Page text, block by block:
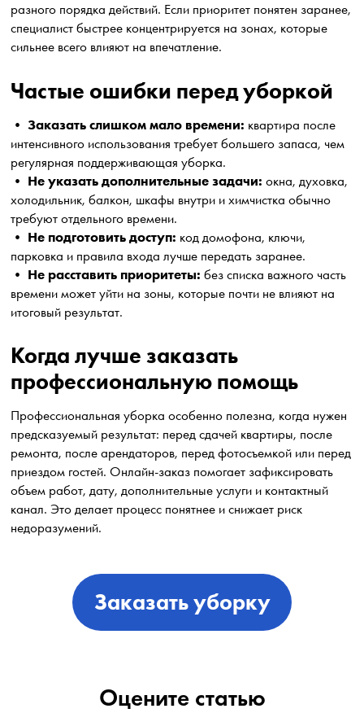
разного порядка действий. Если приоритет понятен заранее,
специалист быстрее концентрируется на зонах, которые
сильнее всего влияют на впечатление.
Частые ошибки перед уборкой
•Заказать слишком мало времени: квартира после
интенсивного использования требует большего запаса, чем
регулярная поддерживающая уборка.
• Не указать дополнительные задачи: окна, духовка,
холодильник, балкон, шкафы внутри и химчистка обычно
требуют отдельного времени.
• Не подготовить доступ: код домофона, ключи,
парковка и правила входа лучше передать заранее.
• Не расставить приоритеты: без списка важного часть
времени может уйти на зоны, которые почти не влияют на
итоговый результат.
Когда лучше заказать
профессиональную помощь
Профессиональная уборка особенно полезна, когда нужен
предсказуемый результат: перед сдачей квартиры, после
ремонта, после арендаторов, перед фотосъемкой или перед
приездом гостей. Онлайн-заказ помогает зафиксировать
объем работ, дату, дополнительные услуги и контактный
канал. Это делает процесс понятнее и снижает риск
недоразумений.
Заказать уборку
Оцените статью